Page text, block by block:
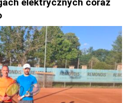
elektrycznych coraz